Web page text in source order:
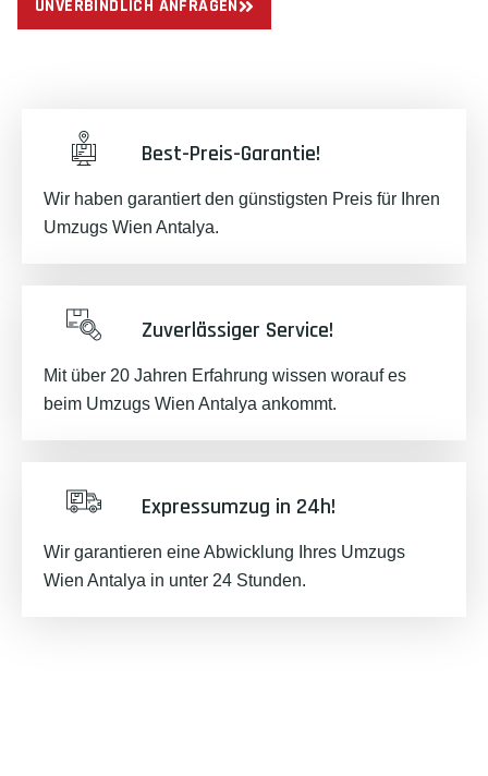
UNVERBINDLICH ANFRAGEN
Best-Preis-Garantie!
Wir haben garantiert den günstigsten Preis für Ihren
Umzugs Wien Antalya.
Zuverlässiger Service!
Mit über 20 Jahren Erfahrung wissen worauf es
beim Umzugs Wien Antalya ankommt.
Expressumzug in 24h!
Wir garantieren eine Abwicklung Ihres Umzugs
Wien Antalya in unter 24 Stunden.